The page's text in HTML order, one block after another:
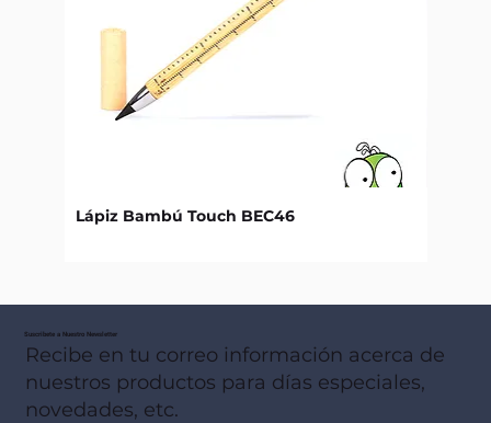
Lápiz Bambú Touch BEC46
Suscribete a Nuestro Newsletter
Recibe en tu correo información acerca de
nuestros productos para días especiales,
novedades, etc.